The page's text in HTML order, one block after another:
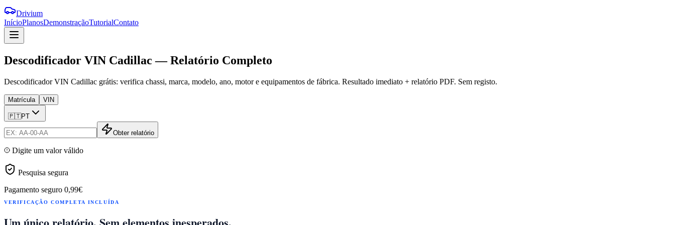
Drivium
InícioPlanosDemonstraçãoTutorialContato
Descodificador VIN Cadillac—Relatório Completo
Descodificador VIN Cadillac grátis: verifica chassi, marca, modelo, ano, motor e equipamentos de fábrica. Resultado imediato + relatório PDF. Sem registo.
Matrícula VIN
🇵🇹PT
Obter relatório
Digite um valor válido
Pesquisa segura
Pagamento seguro 0,99€
VERIFICAÇÃO COMPLETA INCLUÍDA